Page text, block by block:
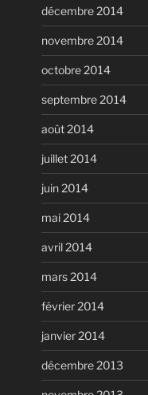
décembre 2014
novembre 2014
octobre 2014
septembre 2014
août 2014
juillet 2014
juin 2014
mai 2014
avril 2014
mars 2014
février 2014
janvier 2014
décembre 2013